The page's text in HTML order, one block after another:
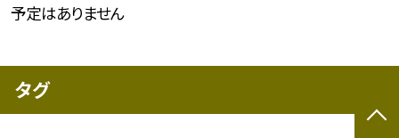
予定はありません
タグ